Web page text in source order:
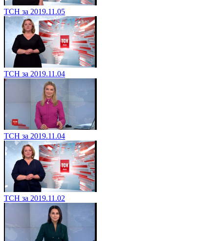
ТСН за 2019.11.05
ТСН за 2019.11.04
ТСН за 2019.11.04
ТСН за 2019.11.02